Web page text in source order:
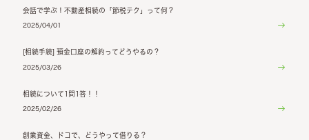
会話で学ぶ！不動産相続の「節税テク」って何？
2025/04/01
[相続手続] 預金口座の解約ってどうやるの？
2025/03/26
相続について1問1答！！
2025/02/26
創業資金、ドコで、どうやって借りる？